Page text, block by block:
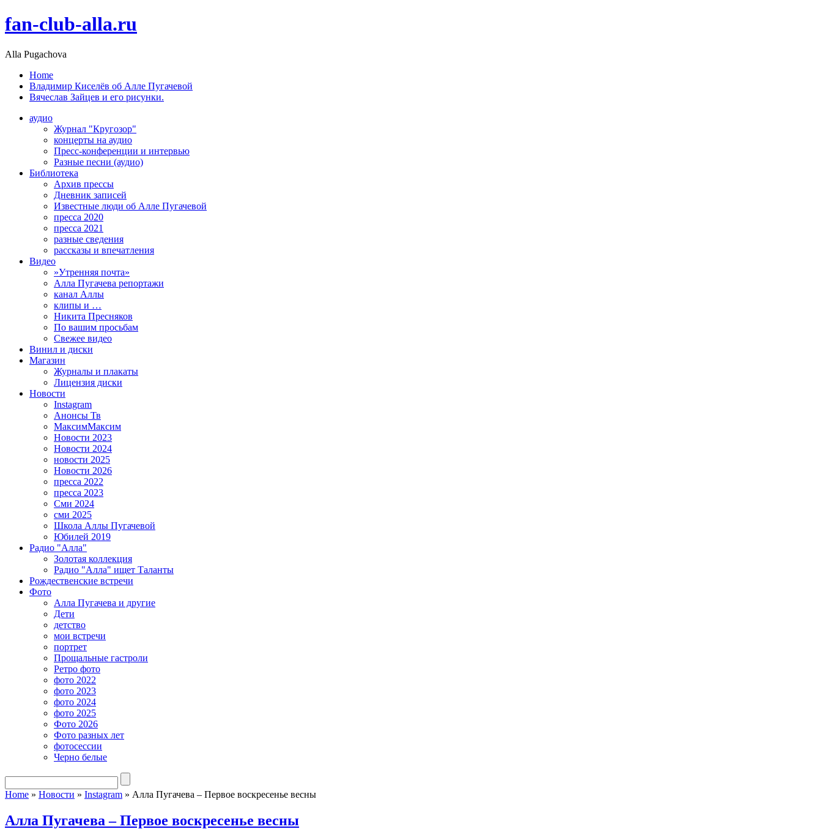
fan-club-alla.ru
Alla Pugachova
Home
Владимир Киселёв об Алле Пугачевой
Вячеслав Зайцев и его рисунки.
аудио
Журнал "Кругозор"
концерты на аудио
Пресс-конференции и интервью
Разные песни (аудио)
Библиотека
Архив прессы
Дневник записей
Известные люди об Алле Пугачевой
пресса 2020
пресса 2021
разные сведения
рассказы и впечатления
Видео
»Утренняя почта»
Алла Пугачева репортажи
канал Аллы
клипы и …
Никита Пресняков
По вашим просьбам
Свежее видео
Винил и диски
Магазин
Журналы и плакаты
Лицензия диски
Новости
Instagram
Анонсы Тв
МаксимМаксим
Новости 2023
Новости 2024
новости 2025
Новости 2026
пресса 2022
пресса 2023
Сми 2024
сми 2025
Школа Аллы Пугачевой
Юбилей 2019
Радио "Алла"
Золотая коллекция
Радио "Алла" ищет Таланты
Рождественские встречи
Фото
Алла Пугачева и другие
Дети
детство
мои встречи
портрет
Прощальные гастроли
Ретро фото
фото 2022
фото 2023
фото 2024
фото 2025
Фото 2026
Фото разных лет
фотосессии
Черно белые
Home » Новости » Instagram » Алла Пугачева – Первое воскресенье весны
Алла Пугачева – Первое воскресенье весны